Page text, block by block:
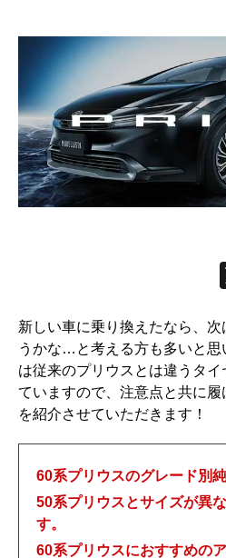
新しい車に乗り換えたなら、次
うかな…と考える方も多いと思
は従来のプリウスとは違うタ
ていますので、注意点と共に
を紹介させていただきます！
60系プリウスのグレード別
50系プリウスとサイズが異
す。
60系プリウスにおすすめの